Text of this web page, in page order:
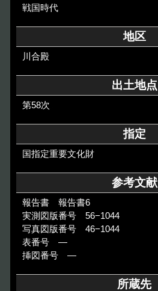
戦国時代
地区
川合殿
出土地点
第58次
指定
国指定重要文化財
参考文献
報告書 報告書6
実測図版番号 56−1044
写真図版番号 46−1044
表番号 ―
挿図番号 ―
所蔵先